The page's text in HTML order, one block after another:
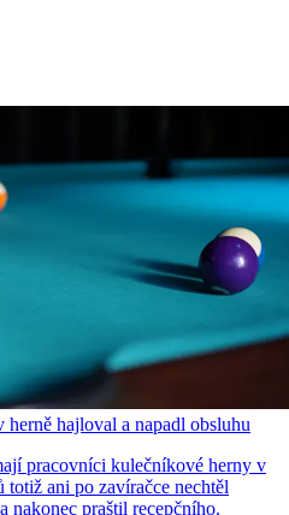
hajloval a napadl obsluhu
pracovníci kulečníkové herny v
totiž ani po zavíračce nechtěl
nakonec praštil recepčního.